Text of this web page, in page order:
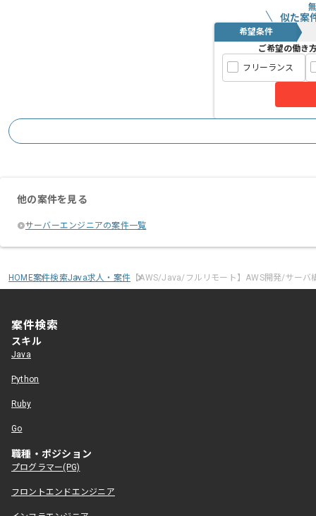
似た案
希望条件
ご希望の働き
フリーランス
他の案件を見る
サーバーエンジニアの案件一覧
HOME案件検索Java求人・案件 【AWS/Java/フルリモート】AWS開発/サーバ
案件検索
スキル
Java
Python
Ruby
Go
職種・ポジション
プログラマー(PG)
フロントエンドエンジニア